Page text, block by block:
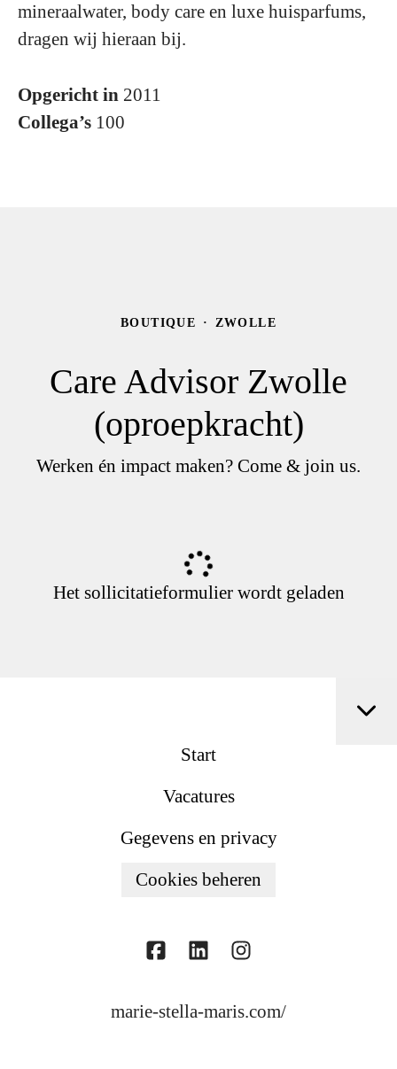
mineraalwater, body care en luxe huisparfums,
dragen wij hieraan bij.
Opgericht in 2011
Collega’s 100
BOUTIQUE · ZWOLLE
Care Advisor Zwolle
(oproepkracht)
Werken én impact maken? Come & join us.
Het sollicitatieformulier wordt geladen
Start
Vacatures
Gegevens en privacy
Cookies beheren
marie-stella-maris.com/